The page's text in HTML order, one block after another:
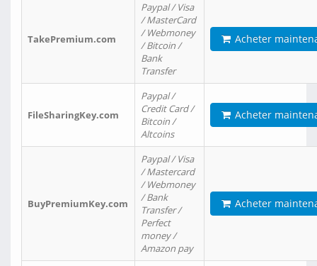
TakePremium.com
Paypal / Visa
/ MasterCard
/ Webmoney
/ Bitcoin /
Bank
Transfer
Acheter
FileSharingKey.com
Paypal /
Credit Card /
Bitcoin /
Altcoins
Acheter
BuyPremiumKey.com
Paypal / Visa
/ Mastercard
/ Webmoney
/ Bank
Transfer /
Perfect
money /
Amazon pay
Acheter